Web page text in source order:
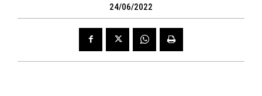
24/06/2022